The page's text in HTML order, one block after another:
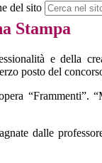
del sito
Stampa
e della
posto del
dalle